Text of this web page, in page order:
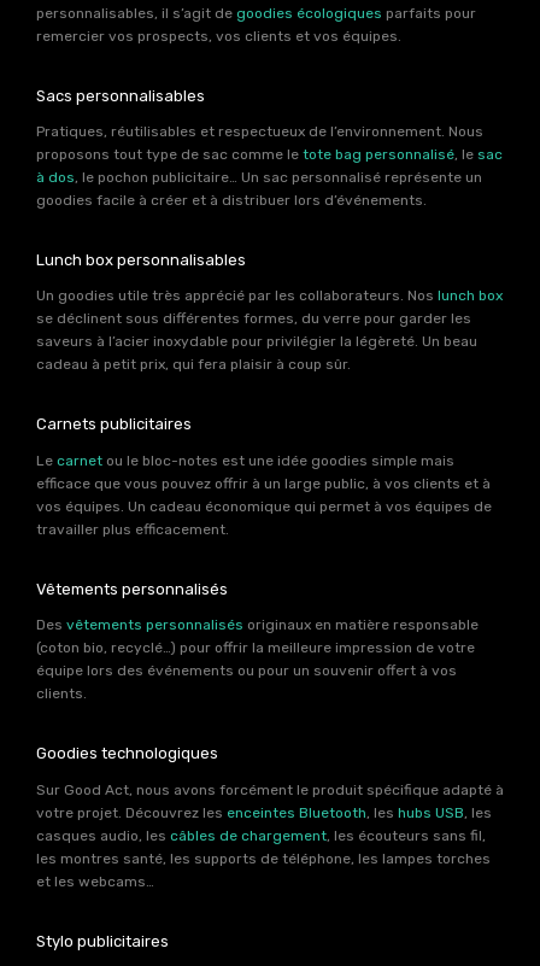
personnalisables, il s’agit de goodies écologiques parfaits pour
remercier vos prospects, vos clients et vos équipes.
Sacs personnalisables
Pratiques, réutilisables et respectueux de l’environnement. Nous
proposons tout type de sac comme le tote bag personnalisé, le sac
à dos, le pochon publicitaire… Un sac personnalisé représente un
goodies facile à créer et à distribuer lors d’événements.
Lunch box personnalisables
Un goodies utile très apprécié par les collaborateurs. Nos lunch box
se déclinent sous différentes formes, du verre pour garder les
saveurs à l’acier inoxydable pour privilégier la légèreté. Un beau
cadeau à petit prix, qui fera plaisir à coup sûr.
Carnets publicitaires
Le carnet ou le bloc-notes est une idée goodies simple mais
efficace que vous pouvez offrir à un large public, à vos clients et à
vos équipes. Un cadeau économique qui permet à vos équipes de
travailler plus efficacement.
Vêtements personnalisés
Des vêtements personnalisés originaux en matière responsable
(coton bio, recyclé…) pour offrir la meilleure impression de votre
équipe lors des événements ou pour un souvenir offert à vos
clients.
Goodies technologiques
Sur Good Act, nous avons forcément le produit spécifique adapté à
votre projet. Découvrez les enceintes Bluetooth , les hubs USB , les
casques audio, les câbles de chargement , les écouteurs sans fil,
les montres santé, les supports de téléphone, les lampes torches
et les webcams…
Stylo publicitaires